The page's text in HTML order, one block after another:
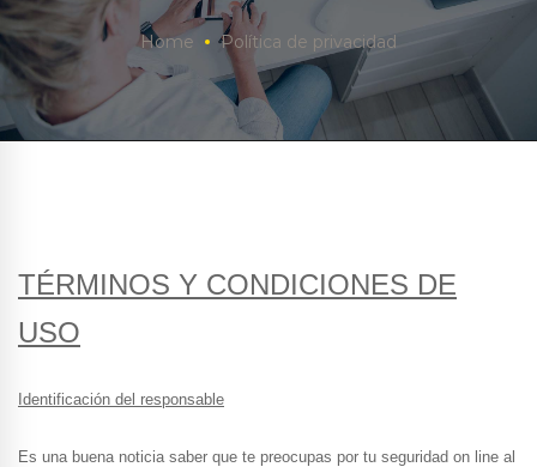
Home Política de privacidad
TÉRMINOS Y CONDICIONES DE
USO
Identificación del responsable
Es una buena noticia saber que te preocupas por tu seguridad on line al